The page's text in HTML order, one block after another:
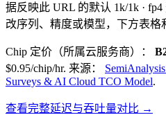
据反映此 URL 的默认 1k/1k ·
改序列、精度或模型，下方表格
Chip 定价（所属云服务商）：
$0.95/chip/hr. 来源：
Surveys & AI Cloud TCO Model.
查看完整延迟与吞吐量对比 →